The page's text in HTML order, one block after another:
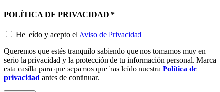
POLÍTICA DE PRIVACIDAD *
He leído y acepto el Aviso de Privacidad
Queremos que estés tranquilo sabiendo que nos tomamos muy en
serio la privacidad y la protección de tu información personal. Marca
esta casilla para que sepamos que has leído nuestra Política de
privacidad antes de continuar.